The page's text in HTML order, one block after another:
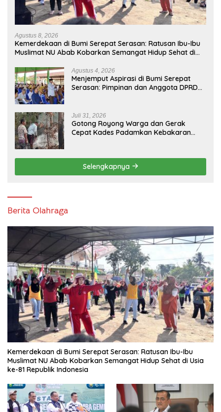
Agustus 8, 2026
Kemerdekaan di Bumi Serepat Serasan: Ratusan Ibu-Ibu
Muslimat NU Abab Kobarkan Semangat Hidup Sehat di
Agustus 4, 2026
Menjemput Aspirasi di Bumi Serepat
Serasan: Pimpinan dan Anggota DPRD
2026
Juli 31, 2026
Gotong Royong Warga dan Gerak
Cepat Kades Padamkan Kebakaran
Selengkapnya
Berita Olahraga
Kemerdekaan di Bumi Serepat Serasan: Ratusan Ibu-Ibu
Muslimat NU Abab Kobarkan Semangat Hidup Sehat di Usia
ke-81 Republik Indonesia